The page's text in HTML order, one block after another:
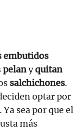
embutidos
pelanyquitan
salchichones.
optar por
sea por que el
más